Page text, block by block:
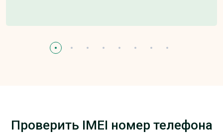
Проверить IMEI номер телефона